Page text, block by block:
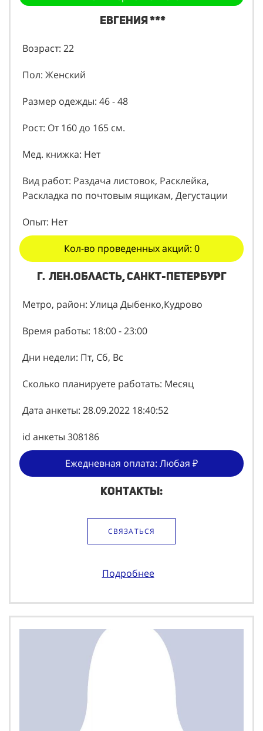
Евгения ***
Возраст: 22
Пол: Женский
Размер одежды: 46 - 48
Рост: От 160 до 165 см.
Мед. книжка: Нет
Вид работ: Раздача листовок, Расклейка,
Раскладка по почтовым ящикам, Дегустации
Опыт: Нет
Кол-во проведенных акций: 0
г. Лен.область, Санкт-Петербург
Метро, район: Улица Дыбенко,Кудрово
Время работы: 18:00 - 23:00
Дни недели: Пт, Сб, Вс
Сколько планируете работать: Месяц
Дата анкеты: 28.09.2022 18:40:52
id анкеты 308186
Ежедневная оплата: Любая ₽
Контакты:
СВЯЗАТЬСЯ
Подробнее